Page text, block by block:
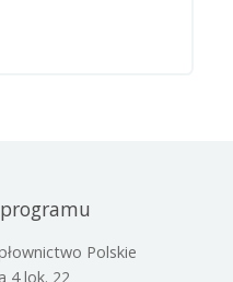
Polskie
4 lok. 22